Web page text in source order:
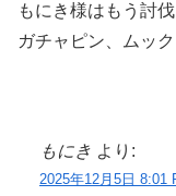
もにき様はもう討
ガチャピン、ムッ
もにき より:
2025年12月5日 8:01